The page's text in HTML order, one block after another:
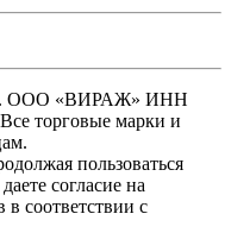
ООО «ВИРАЖ» ИНН
торговые марки и
пользоваться
согласие на
соответствии с